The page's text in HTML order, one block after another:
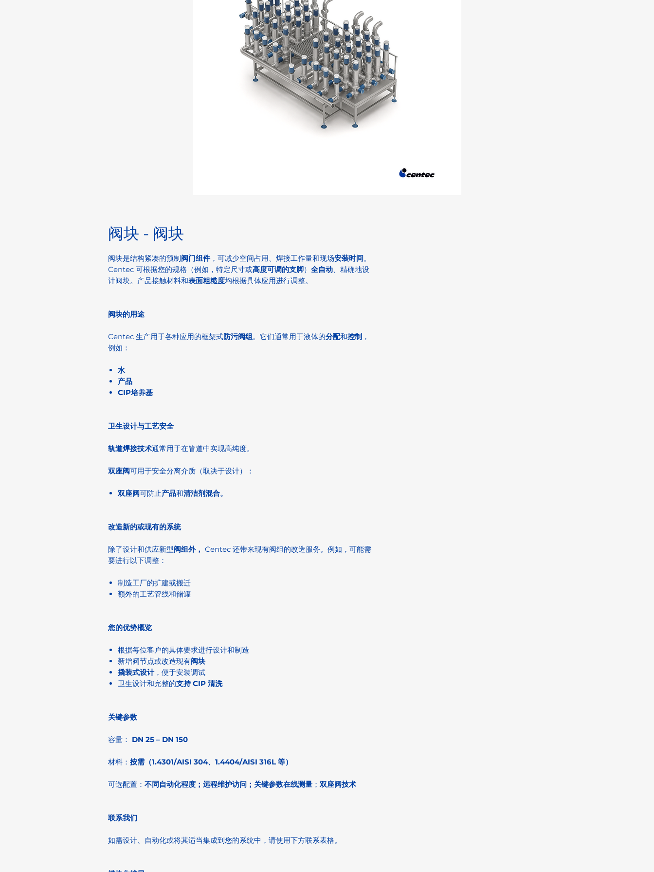
阀块 - 阀块
阀块是结构紧凑的预制阀门组件，可减少空间占用、焊接工作量和现场安装时间。
Centec 可根据您的规格（例如，特定尺寸或高度可调的支脚） 全自动、精确地设
计阀块。产品接触材料和表面粗糙度均根据具体应用进行调整。
阀块的用途
Centec 生产用于各种应用的框架式防污阀组。它们通常用于液体的分配和控制 ，
例如：
水
产品
CIP培养基
卫生设计与工艺安全
轨道焊接技术通常用于在管道中实现高纯度。
双座阀可用于安全分离介质（取决于设计）：
双座阀可防止产品和清洁剂混合。
改造新的或现有的系统
除了设计和供应新型阀组外， Centec 还带来现有阀组的改造服务。例如，可能需
要进行以下调整：
制造工厂的扩建或搬迁
额外的工艺管线和储罐
您的优势概览
根据每位客户的具体要求进行设计和制造
新增阀节点或改造现有阀块
撬装式设计，便于安装调试
卫生设计和完整的支持 CIP 清洗
关键参数
容量： DN 25 – DN 150
材料： 按需（1.4301/AISI 304、1.4404/AISI 316L 等）
可选配置： 不同自动化程度；远程维护访问；关键参数在线测量 ； 双座阀技术
联系我们
如需设计、自动化或将其适当集成到您的系统中，请使用下方联系表格。